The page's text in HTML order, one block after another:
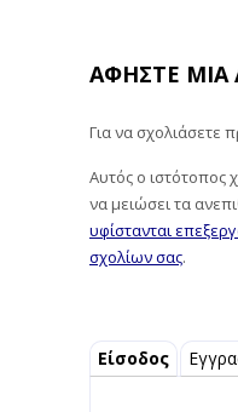
ΑΦΉΣΤΕ
Για να σχολιάσετε
Αυτός ο ιστότοπος
να μειώσει τα
υφίστανται
σχολίων σας.
Είσοδος